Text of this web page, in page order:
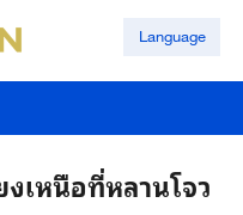
Language
เหนือที่หลานโจว